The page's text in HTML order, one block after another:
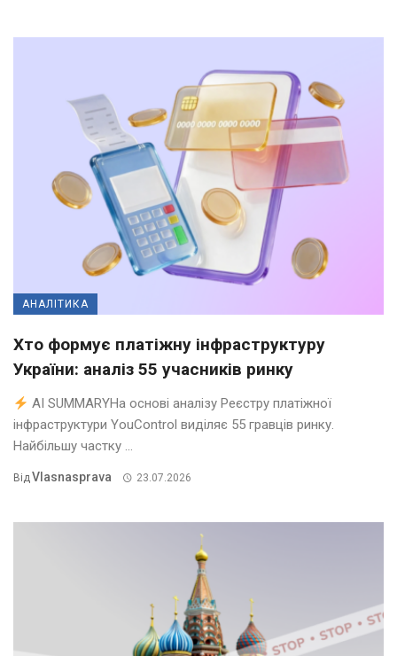
АНАЛІТИКА
Хто формує платіжну інфраструктуру
України: аналіз 55 учасників ринку
AI SUMMARYНа основі аналізу Реєстру платіжної
інфраструктури YouControl виділяє 55 гравців ринку.
Найбільшу частку ...
ВідVlasnasprava 23.07.2026